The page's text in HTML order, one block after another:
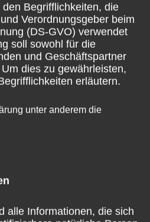
Begrifflichkeiten, die
Verordnungsgeber beim
(DS-GVO) verwendet
soll sowohl für die
und Geschäftspartner
dies zu gewährleisten,
erläutern.
unter anderem die
alle Informationen, die sich